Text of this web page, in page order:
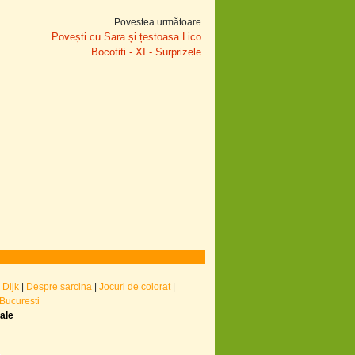
Povestea următoare
Povești cu Sara și țestoasa Lico
Bocotiti - XI - Surprizele
Dijk Despre sarcina Jocuri de colorat